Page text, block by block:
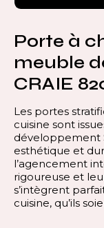
Porte à
meuble
CRAIE
Les portes
cuisine sont
développement
esthétique et
l’agencement
rigoureuse et
s’intègrent
cuisine, qu’ils